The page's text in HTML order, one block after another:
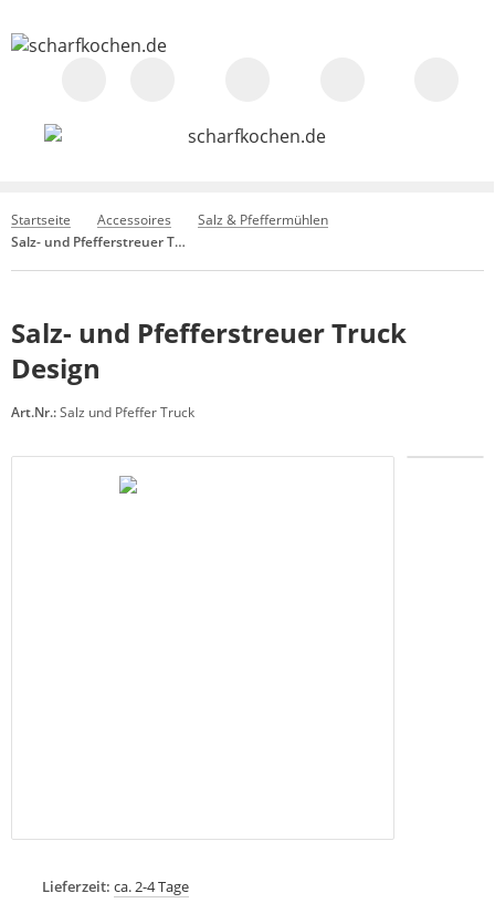
Startseite Accessoires
Salz & Pfeffermühlen
Salz- und Pfefferstreuer Truck Design
Salz- und Pfefferstreuer Truck
Design
Art.Nr.:Salz und Pfeffer Truck
Lieferzeit: ca. 2-4 Tage